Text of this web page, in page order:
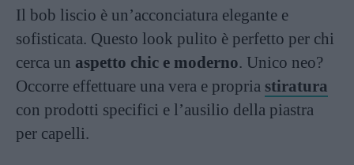
Il bob liscio è un’acconciatura elegante e
sofisticata. Questo look pulito è perfetto per chi
cerca un aspetto chic e moderno. Unico neo?
Occorre effettuare una vera e propria stiratura
con prodotti specifici e l’ausilio della piastra
per capelli.